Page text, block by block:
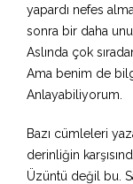
yapardı nefes
sonra bir daha
Aslında çok
Ama benim de
Anlayabiliyorum.
Bazı cümleleri
derinliğin
Üzüntü değil bu.